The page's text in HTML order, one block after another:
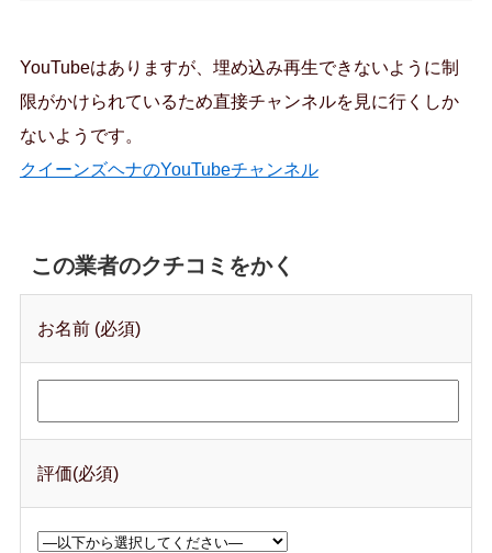
YouTubeはありますが、埋め込み再生できないように制
限がかけられているため直接チャンネルを見に行くしか
ないようです。
クイーンズヘナのYouTubeチャンネル
この業者のクチコミをかく
お名前 (必須)
評価(必須)